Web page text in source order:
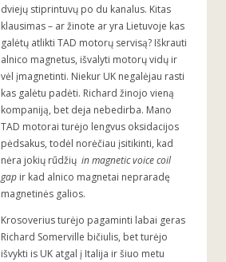
dviejų stiprintuvų po du kanalus. Kitas
klausimas – ar žinote ar yra Lietuvoje kas
galėtų atlikti TAD motorų servisą? Iškrauti
alnico magnetus, išvalyti motorų vidų ir
vėl įmagnetinti. Niekur UK negalėjau rasti
kas galėtu padėti. Richard žinojo vieną
kompaniją, bet deja nebedirba. Mano
TAD motorai turėjo lengvus oksidacijos
pėdsakus, todėl norėčiau įsitikinti, kad
nėra jokių rūdžių in magnetic voice coil
gap ir kad alnico magnetai nepraradę
magnetinės galios.
Krosoverius turėjo pagaminti labai geras
Richard Somerville bičiulis, bet turėjo
išvykti is UK atgal į Italija ir šiuo metu